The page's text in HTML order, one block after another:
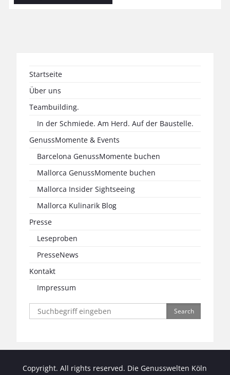
Startseite
Über uns
Teambuilding.
In der Schmiede. Am Herd. Auf der Baustelle.
GenussMomente & Events
Barcelona GenussMomente buchen
Mallorca GenussMomente buchen
Mallorca Insider Sightseeing
Mallorca Kulinarik Blog
Presse
Leseproben
PresseNews
Kontakt
Impressum
Search
for:
Copyright. All rights reserved. Die Genusswelten Köln